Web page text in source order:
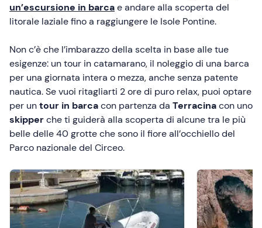
un’escursione in barcae andare alla scoperta del
litorale laziale fino a raggiungere le Isole Pontine.
Non c’è che l’imbarazzo della scelta in base alle tue
esigenze: un tour in catamarano, il noleggio di una barca
per una giornata intera o mezza, anche senza patente
nautica. Se vuoi ritagliarti 2 ore di puro relax, puoi optare
per untour in barcacon partenza da Terracinacon uno
skipperche ti guiderà alla scoperta di alcune tra le più
belle delle 40 grotte che sono il fiore all’occhiello del
Parco nazionale del Circeo.